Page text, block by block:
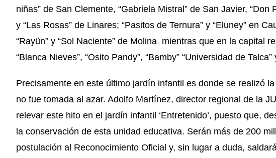
niñas” de San Clemente, “Gabriela Mistral” de San Javier, “Don
y “Las Rosas” de Linares; “Pasitos de Ternura” y “Eluney” en
“Rayün” y “Sol Naciente” de Molina mientras que en la capital
“Blanca Nieves”, “Osito Pandy”, “Bamby” “Universidad de Talca”
Precisamente en este último jardín infantil es donde se realizó
no fue tomada al azar. Adolfo Martínez, director regional de la
relevar este hito en el jardín infantil ‘Entretenido’, puesto que,
la conservación de esta unidad educativa. Serán más de 200
postulación al Reconocimiento Oficial y, sin lugar a duda,